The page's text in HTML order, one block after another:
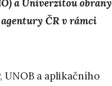
a Univerzitou obrany
ČR v rámci
UNOB a aplikačního